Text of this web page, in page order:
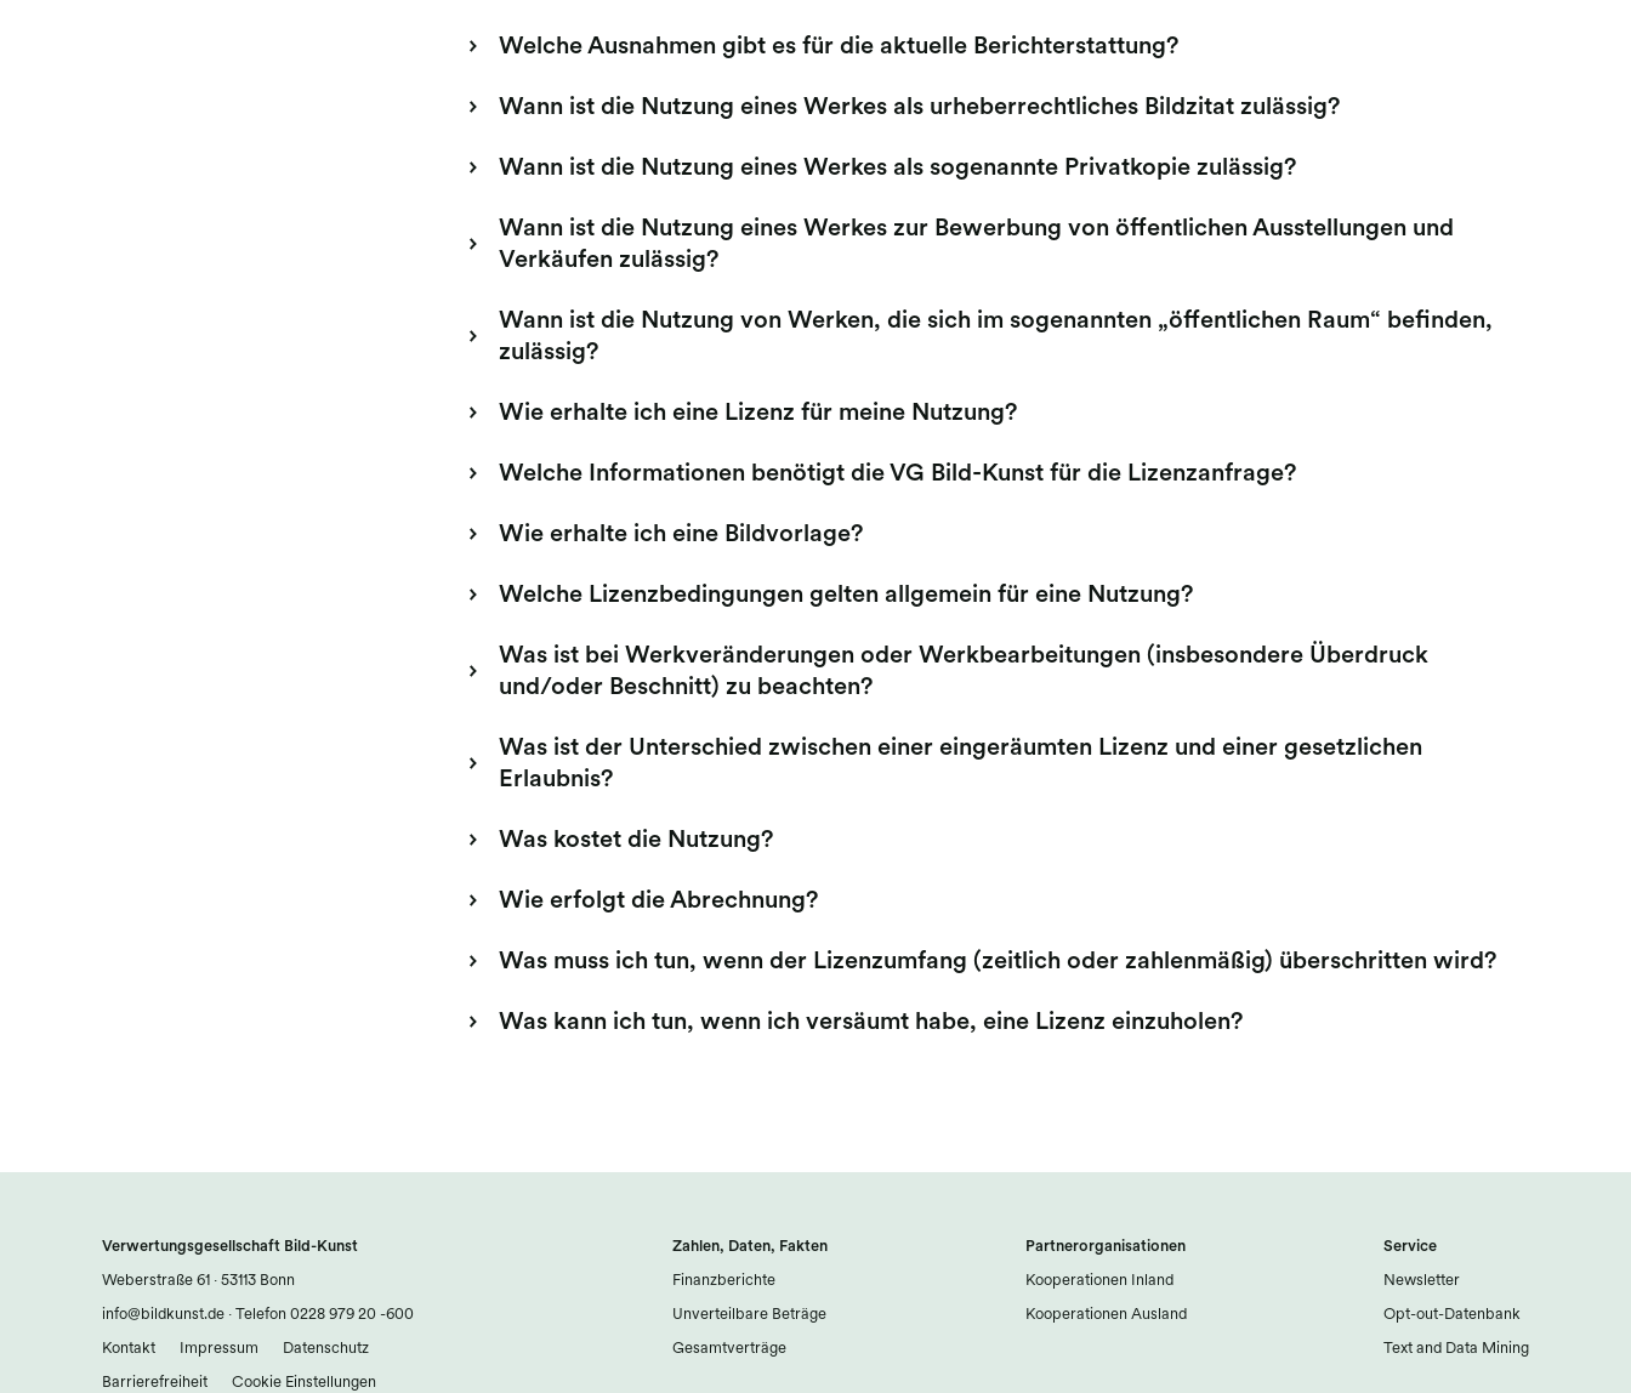
Welche Ausnahmen gibt es für die aktuelle Berichterstattung?
Wann ist die Nutzung eines Werkes als urheberrechtliches Bildzitat zulässig?
Wann ist die Nutzung eines Werkes als sogenannte Privatkopie zulässig?
Wann ist die Nutzung eines Werkes zur Bewerbung von öffentlichen Ausstellungen und
Verkäufen zulässig?
Wann ist die Nutzung von Werken, die sich im sogenannten „öffentlichen Raum“ befinden,
zulässig?
Wie erhalte ich eine Lizenz für meine Nutzung?
Welche Informationen benötigt die VG Bild-Kunst für die Lizenzanfrage?
Wie erhalte ich eine Bildvorlage?
Welche Lizenzbedingungen gelten allgemein für eine Nutzung?
Was ist bei Werkveränderungen oder Werkbearbeitungen (insbesondere Überdruck
und/oder Beschnitt) zu beachten?
Was ist der Unterschied zwischen einer eingeräumten Lizenz und einer gesetzlichen
Erlaubnis?
Was kostet die Nutzung?
Wie erfolgt die Abrechnung?
Was muss ich tun, wenn der Lizenzumfang (zeitlich oder zahlenmäßig) überschritten wird?
Was kann ich tun, wenn ich versäumt habe, eine Lizenz einzuholen?
Verwertungsgesellschaft Bild-Kunst
Weberstraße 61 · 53113 Bonn
info@bildkunst.de · Telefon 0228 979 20 -600
Kontakt Impressum Datenschutz
Barrierefreiheit Cookie Einstellungen
Zahlen, Daten, Fakten
Finanzberichte
Unverteilbare Beträge
Gesamtverträge
Partnerorganisationen
Kooperationen Inland
Kooperationen Ausland
Service
Newsletter
Opt-out-Datenbank
Text and Data Mining